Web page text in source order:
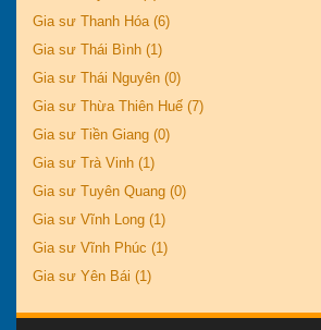
Gia sư Thanh Hóa (6)
Gia sư Thái Bình (1)
Gia sư Thái Nguyên (0)
Gia sư Thừa Thiên Huế (7)
Gia sư Tiền Giang (0)
Gia sư Trà Vinh (1)
Gia sư Tuyên Quang (0)
Gia sư Vĩnh Long (1)
Gia sư Vĩnh Phúc (1)
Gia sư Yên Bái (1)